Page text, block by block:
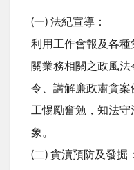
(一) 法紀宣導：
利用工作會報及各
關業務相關之政風
令、講解廉政肅貪案
工惕勵奮勉，知法
象。
(二) 貪瀆預防及發掘：